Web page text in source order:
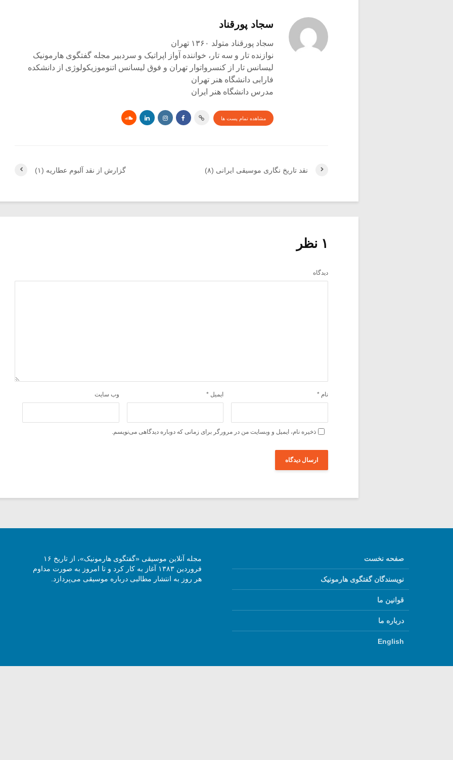
سجاد پورقناد
سجاد پورقناد متولد ۱۳۶۰ تهران
نوازنده تار و سه تار، خواننده آواز اپراتیک و سردبیر مجله گفتگوی هارمونیک
لیسانس تار از کنسرواتوار تهران و فوق لیسانس اتنوموزیکولوژی از دانشکده
فارابی دانشگاه هنر تهران
مدرس دانشگاه هنر ایران
مشاهده تمام پست ها
گزارش از نقد آلبوم عطاریه (۱) نقد تاریخ نگاری موسیقی ایرانی (۸)
۱ نظر
دیدگاه
نام * ایمیل * وب‌ سایت
ذخیره نام، ایمیل و وبسایت من در مرورگر برای زمانی که دوباره دیدگاهی می‌نویسم.
صفحه نخست
نویسندگان گفتگوی هارمونیک
قوانین ما
درباره ما
English
مجله آنلاین موسیقی «گفتگوی هارمونیک»، از تاریخ ۱۶
فروردین ۱۳۸۳ آغاز به کار کرد و تا امروز به صورت مداوم
هر روز به انتشار مطالبی درباره موسیقی می‌پردازد.